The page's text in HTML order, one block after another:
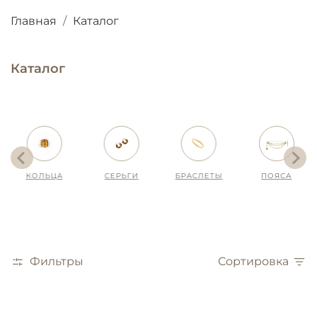
Главная Каталог
Каталог
СЕРЬГИ БРАСЛЕТЫ ПОЯСА SALE
Фильтры Сортировка